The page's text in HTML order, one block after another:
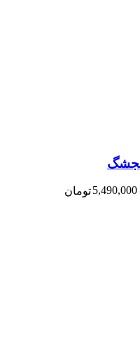
تومان5,490,000